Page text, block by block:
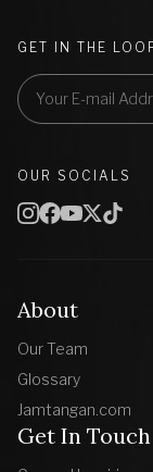
About
Our Team
Glossary
Jamtangan.com
Get In Touch
GET IN THE
OUR SOCIALS